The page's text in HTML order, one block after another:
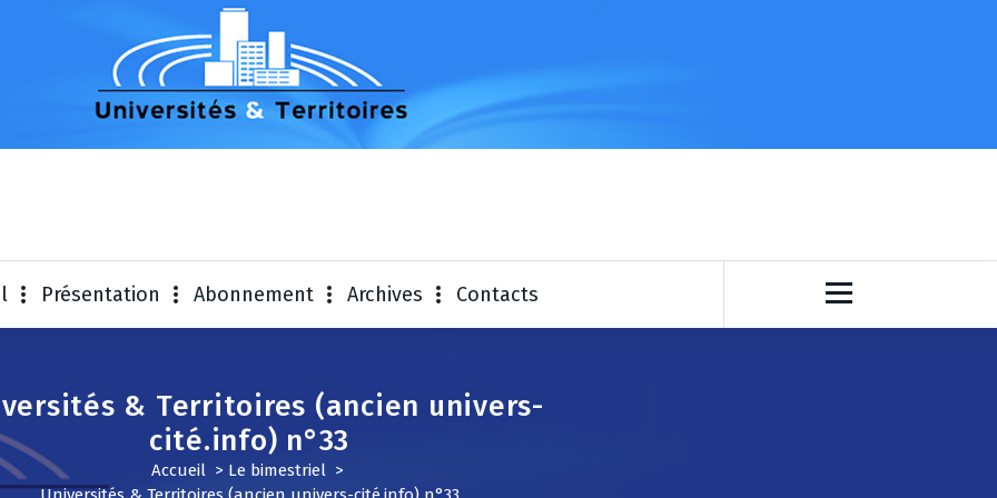
Présentation Abonnement Archives Contacts
& Territoires (ancien univers-
cité.info) n°33
Accueil> Le bimestriel>